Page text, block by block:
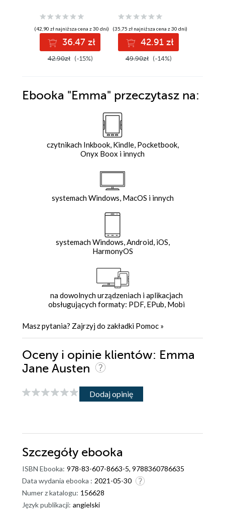
(42,90 zł najniższa cena z 30 dni)
36.47 zł
42.90zł (-15%)
(35,75 zł najniższa cena z 30 dni)
42.91 zł
49.90zł (-14%)
Ebooka "Emma" przeczytasz na:
czytnikach Inkbook, Kindle, Pocketbook,
Onyx Boox i innych
systemach Windows, MacOS i innych
systemach Windows, Android, iOS,
HarmonyOS
na dowolnych urządzeniach i aplikacjach
obsługujących formaty: PDF, EPub, Mobi
Masz pytania? Zajrzyj do zakładki Pomoc »
Oceny i opinie klientów: Emma
Jane Austen
Dodaj opinię
Szczegóły ebooka
ISBN Ebooka: 978-83-607-8663-5, 9788360786635
Data wydania ebooka : 2021-05-30
Numer z katalogu: 156628
Język publikacji: angielski